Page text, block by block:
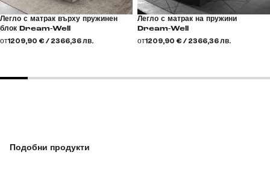
Подобни продукти
Легло с матрак върху пружинен
блок Dream-Well
от1209,90 € / 2366,36 лв.
Легло с матрак на пружини
Dream-Well
от1209,90 € / 2366,36 лв.